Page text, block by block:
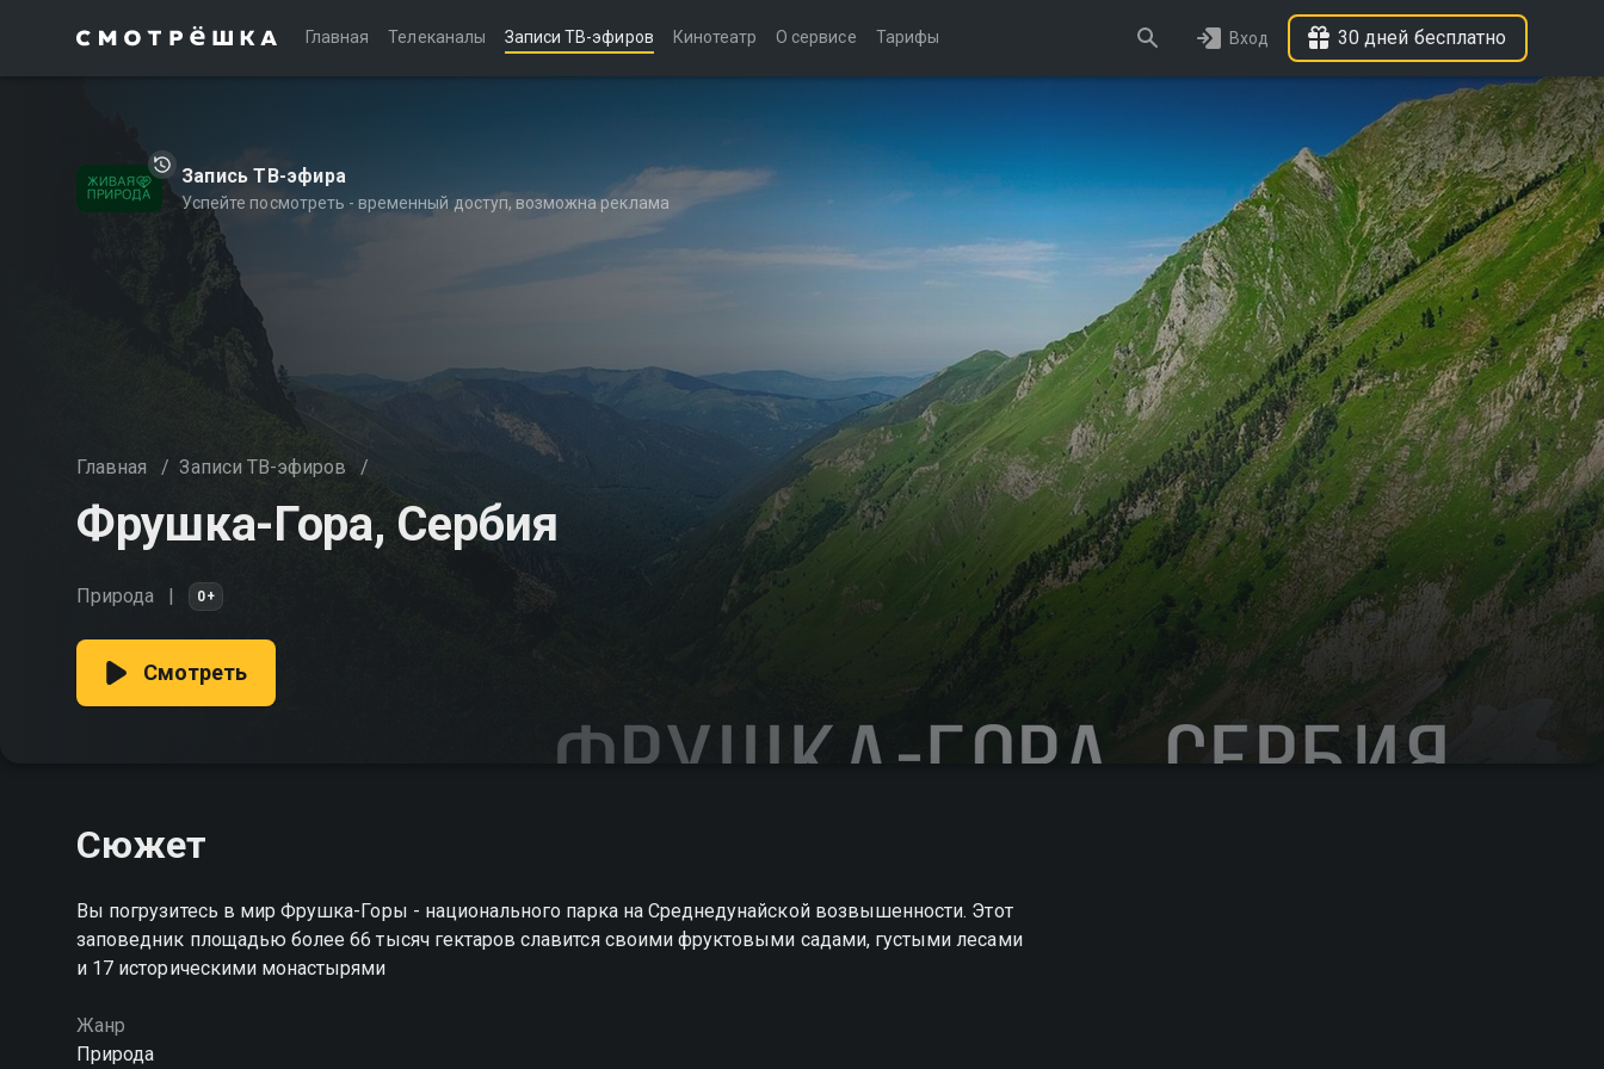
Главная Телеканалы Записи ТВ-эфиров Кинотеатр О сервисе Тарифы Вход 30 дней бесплатно
Запись ТВ-эфира
Успейте посмотреть - временный доступ, возможна реклама
Главная / Записи ТВ-эфиров /
Фрушка-Гора, Сербия
Природа 0+
Смотреть
Сюжет
Вы погрузитесь в мир Фрушка-Горы - национального парка на Среднедунайской возвышенности. Этот
заповедник площадью более 66 тысяч гектаров славится своими фруктовыми садами, густыми лесами
и 17 историческими монастырями
Жанр
Природа